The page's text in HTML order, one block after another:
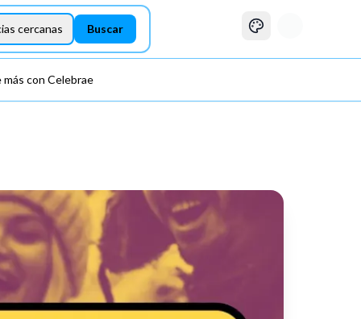
cercanas Buscar experiencias
Buscar
más con Celebrae